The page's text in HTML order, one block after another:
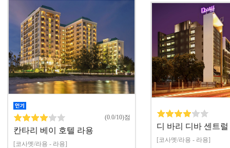
(0.0/10)점
칸타리 베이 호텔 라용
[코사멧/라용 - 라용]
디 바리 디바 센트
[코사멧/라용 - 라용]